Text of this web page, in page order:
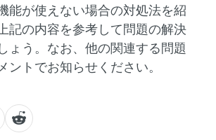
能が使えない場合の対処法を紹
記の内容を参考して問題の解決
ょう。なお、他の関連する問題
ントでお知らせください。